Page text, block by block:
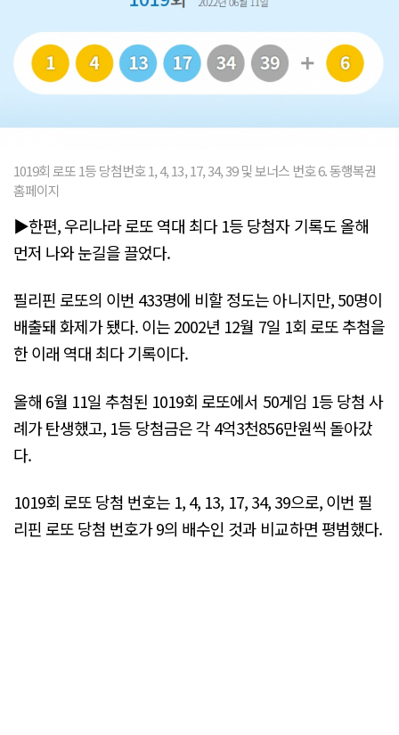
1019회 로또 1등 당첨번호 1, 4, 13, 17, 34, 39 및 보너스 번호 6. 동행복권
홈페이지
▶한편, 우리나라 로또 역대 최다 1등 당첨자 기록도 올해
먼저 나와 눈길을 끌었다.
필리핀 로또의 이번 433명에 비할 정도는 아니지만, 50명이
배출돼 화제가 됐다. 이는 2002년 12월 7일 1회 로또 추첨을
한 이래 역대 최다 기록이다.
올해 6월 11일 추첨된 1019회 로또에서 50게임 1등 당첨 사
례가 탄생했고, 1등 당첨금은 각 4억3천856만원씩 돌아갔
다.
1019회 로또 당첨 번호는 1, 4, 13, 17, 34, 39으로, 이번 필
리핀 로또 당첨 번호가 9의 배수인 것과 비교하면 평범했다.